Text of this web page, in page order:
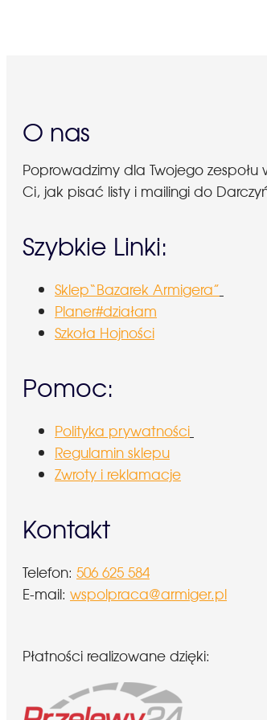
O nas
Poprowadzimy dla Twojego
Ci, jak pisać listy i mailingi do
Szybkie Linki:
Sklep“Bazarek Armigera”
Planer#działam
Szkoła Hojności
Pomoc:
Polityka prywatności
Regulamin sklepu
Zwroty i reklamacje
Kontakt
Telefon: 506 625 584
E-mail: wspolpraca@armiger.pl
Płatności realizowane dzięki: